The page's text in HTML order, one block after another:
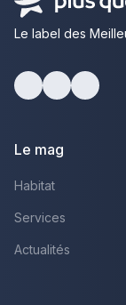
Le label des
Le mag
Habitat
Services
Actualités